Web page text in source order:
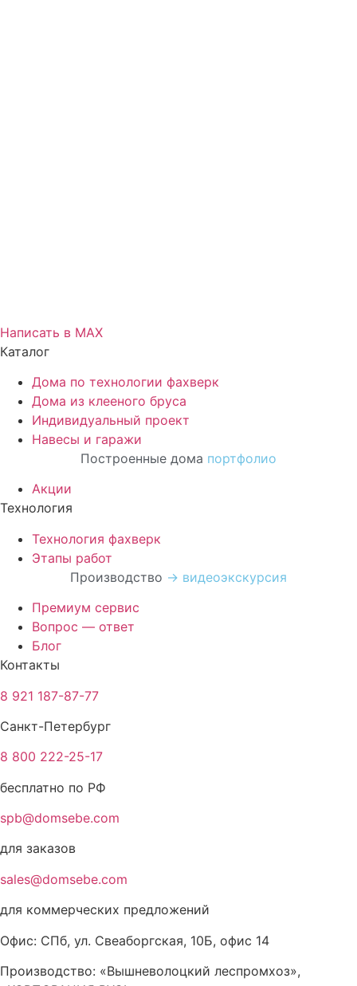
Написать в МАХ
Каталог
Дома по технологии фахверк
Дома из клееного бруса
Индивидуальный проект
Навесы и гаражи
Построенные дома портфолио
Акции
Технология
Технология фахверк
Этапы работ
Производство → видеоэкскурсия
Премиум сервис
Вопрос — ответ
Блог
Контакты
8 921 187-87-77
Санкт-Петербург
8 800 222-25-17
бесплатно по РФ
spb@domsebe.com
для заказов
sales@domsebe.com
для коммерческих предложений
Офис: СПб, ул. Свеаборгская, 10Б, офис 14
Производство: «Вышневолоцкий леспромхоз»,